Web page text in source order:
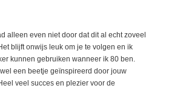
alleen even niet door dat dit al echt zoveel
blijft onwijs leuk om je te volgen en ik
kunnen gebruiken wanneer ik 80 ben.
een beetje geïnspireerd door jouw
veel succes en plezier voor de